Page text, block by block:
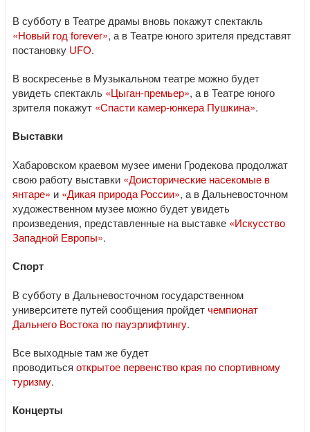
В субботу в Театре драмы вновь покажут спектакль
«Новый год forever», а в Театре юного зрителя представят
постановку UFO.
В воскресенье в Музыкальном театре можно будет
увидеть спектакль «Цыган-премьер», а в Театре юного
зрителя покажут «Спасти камер-юнкера Пушкина».
Выставки
Хабаровском краевом музее имени Гродекова продолжат
свою работу выставки «Доисторические насекомые в
янтаре» и «Дикая природа России», а в Дальневосточном
художественном музее можно будет увидеть
произведения, представленные на выставке «Искусство
Западной Европы».
Спорт
В субботу в Дальневосточном государственном
университете путей сообщения пройдетчемпионат
Дальнего Востока по пауэрлифтингу.
Все выходные там же будет
проводиться открытое первенство края по спортивному
туризму.
Концерты